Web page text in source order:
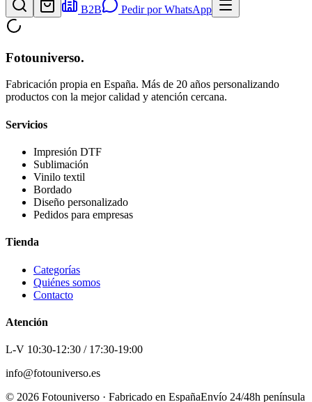
B2B
Pedir por WhatsApp
Fotouniverso.
Fabricación propia en España. Más de 20 años personalizando
productos con la mejor calidad y atención cercana.
Servicios
Impresión DTF
Sublimación
Vinilo textil
Bordado
Diseño personalizado
Pedidos para empresas
Tienda
Categorías
Quiénes somos
Contacto
Atención
L-V 10:30-12:30 / 17:30-19:00
info@fotouniverso.es
© 2026 Fotouniverso · Fabricado en EspañaEnvío 24/48h península